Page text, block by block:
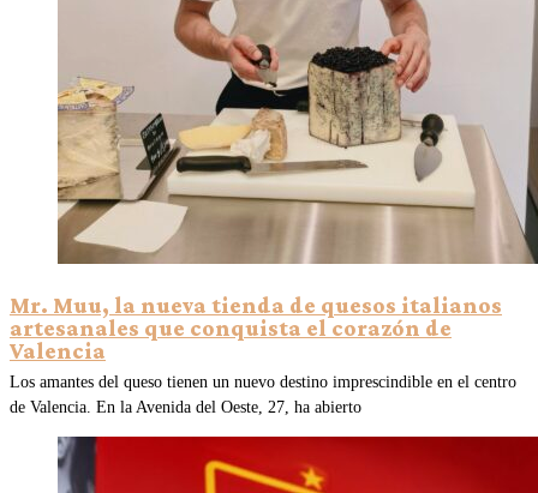
Mr. Muu, la nueva tienda de quesos italianos
artesanales que conquista el corazón de
Valencia
Los amantes del queso tienen un nuevo destino imprescindible en el centro
de Valencia. En la Avenida del Oeste, 27, ha abierto